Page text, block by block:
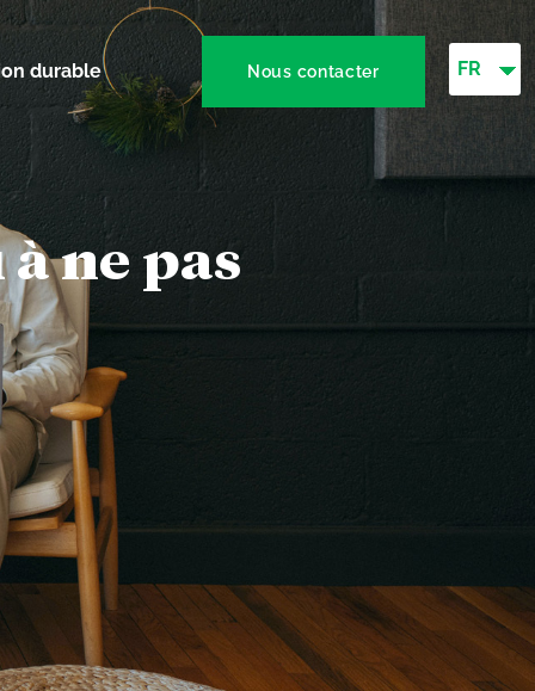
durable Nous contacter FR
ne pas